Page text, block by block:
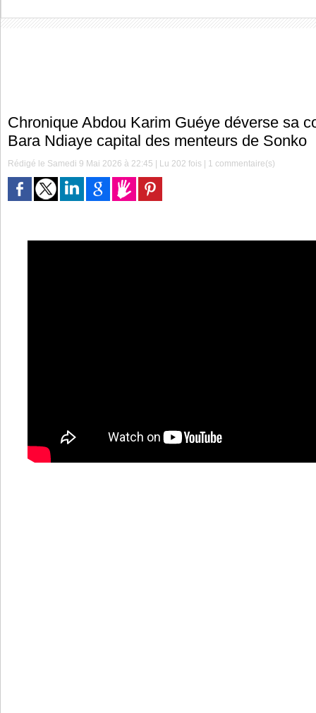
Chronique Abdou Karim Guéye déverse sa
Bara Ndiaye capital des menteurs de Sonko
Rédigé le Samedi 9 Mai 2026 à 22:45 | Lu 202 fois | 1 commentaire(s)